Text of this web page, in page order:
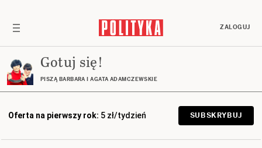
ZALOGUJ
Gotuj się!
PISZĄ BARBARA I AGATA ADAMCZEWSKIE
Oferta na pierwszy rok: 5 zł/tydzień SUBSKRYBUJ